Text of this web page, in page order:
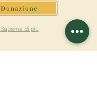
Donazione
Saperne di più